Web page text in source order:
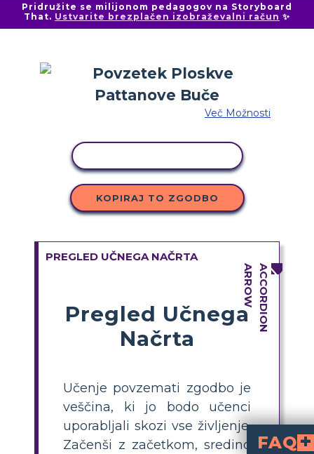
Pridružite se milijonom pedagogov na Storyboard
That. Ustvarite brezplačen izobraževalni račun ✨
Več Možnosti
KOPIRAJ TO ZGODBO
PREGLED UČNEGA NAČRTA
Pregled Učnega
Načrta
Učenje povzemati zgodbo je
veščina, ki jo bodo učenci
uporabljali skozi vse življenje.
Začenši z začetkom, sredino
FAQ